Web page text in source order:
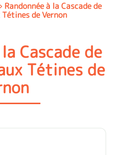
Randonnée à la Cascade de
de Vernon
Cascade de
Tétines de